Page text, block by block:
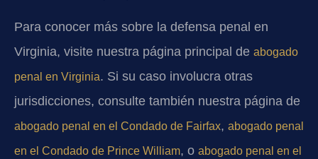
Para conocer más sobre la defensa penal en
Virginia, visite nuestra página principal de abogado
penal en Virginia. Si su caso involucra otras
jurisdicciones, consulte también nuestra página de
abogado penal en el Condado de Fairfax, abogado penal
en el Condado de Prince William, o abogado penal en el